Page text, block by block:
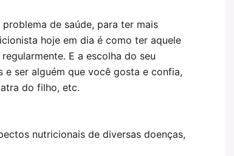
de saúde, para ter mais
hoje em dia é como ter aquele
E a escolha do seu
ser alguém que você gosta e confia,
do filho, etc.
nutricionais de diversas doenças,